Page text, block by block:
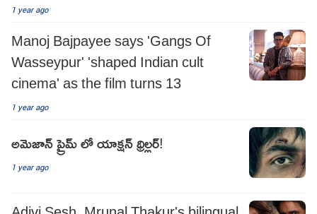
1 year ago
Manoj Bajpayee says 'Gangs Of
Wasseypur' 'shaped Indian cult
cinema' as the film turns 13
1 year ago
అమెజాన్ ప్రైమ్ లో యాక్షన్ థ్రిల్లర్!
1 year ago